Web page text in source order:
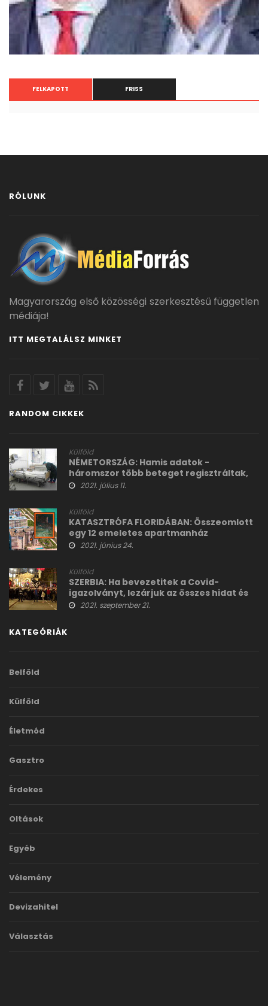
FELKAPOTT FRISS
RÓLUNK
Magyarország első közösségi szerkesztésű független
médiája!
ITT MEGTALÁLSZ MINKET
RANDOM CIKKEK
Külföld
NÉMETORSZÁG: Hamis adatok -
háromszor több beteget regisztráltak,
mint ami a valóság!
2021. július 11.
Külföld
KATASZTRÓFA FLORIDÁBAN: Összeomlott
egy 12 emeletes apartmanház
2021. június 24.
Külföld
SZERBIA: Ha bevezetitek a Covid-
igazolványt, lezárjuk az összes hidat és
főútvonalakat!
2021. szeptember 21.
KATEGÓRIÁK
Belföld
Külföld
Életmód
Gasztro
Érdekes
Oltások
Egyéb
Vélemény
Devizahitel
Választás